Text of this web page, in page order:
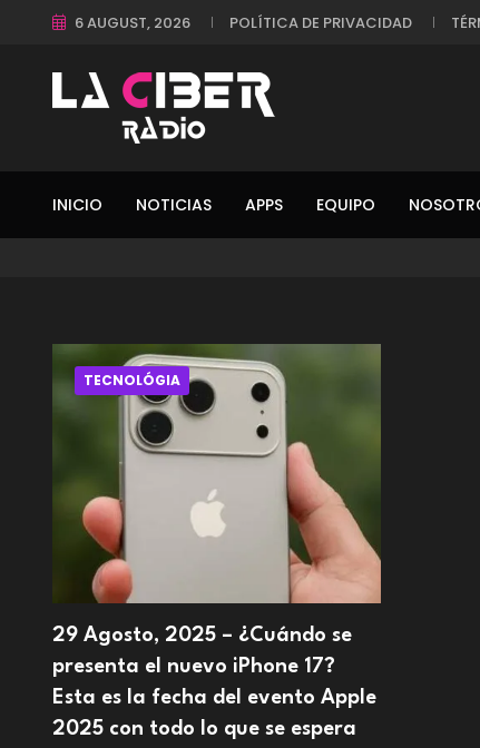
6 AUGUST, 2026 POLÍTICA DE PRIVACIDAD
INICIO NOTICIAS APPS EQUIPO
TECNOLÓGIA
29 Agosto, 2025 – ¿Cuándo se
presenta el nuevo iPhone 17?
Esta es la fecha del evento Apple
2025 con todo lo que se espera